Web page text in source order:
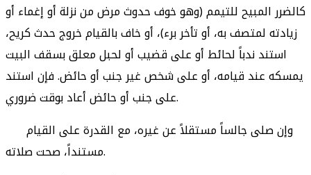
كالضرر المبيح للتيمم (وهو خوف حدوث مرض من نزلة أو إغماء أو
زيادته لمتصف به، أو تأخر برء)، أو خاف بالقيام خروج حدث كريح،
استند ندباً لحائط أو على قضيب أو لحبل معلق بسقف البيت
يمسكه عند قيامه، أو على شخص غير جنب أو حائض. فإن استند
على جنب أو حائض أعاد بوقت ضروري.
مستنداً، صحت صلاته.